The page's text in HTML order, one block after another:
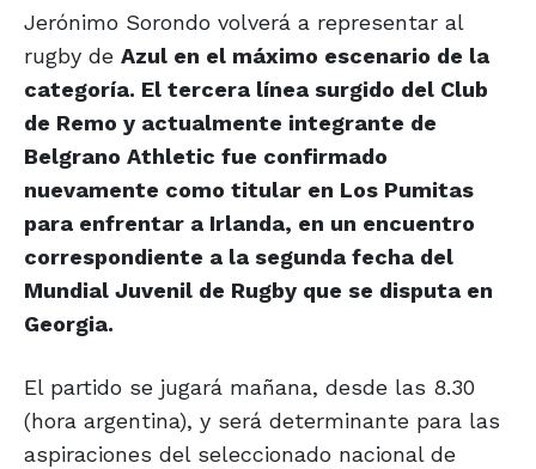
Jerónimo Sorondo volverá a representar al
rugby de Azul en el máximo escenario de la
categoría. El tercera línea surgido del Club
de Remo y actualmente integrante de
Belgrano Athletic fue confirmado
nuevamente como titular en Los Pumitas
para enfrentar a Irlanda, en un encuentro
correspondiente a la segunda fecha del
Mundial Juvenil de Rugby que se disputa en
Georgia.
El partido se jugará mañana, desde las 8.30
(hora argentina), y será determinante para las
aspiraciones del seleccionado nacional de